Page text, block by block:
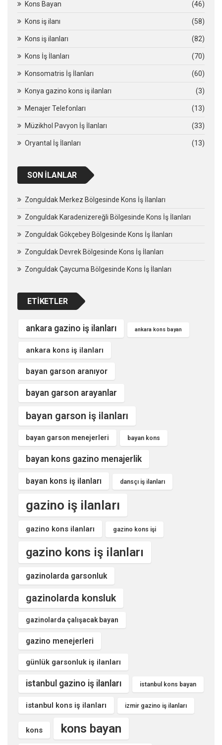
Kons Bayan (46)
Kons iş ilanı (58)
Kons iş ilanları (82)
Kons İş İlanları (70)
Konsomatris İş İlanları (60)
Konya gazino kons iş ilanları (3)
Menajer Telefonları (13)
Müzikhol Pavyon İş İlanları (33)
Oryantal İş İlanları (13)
SON İLANLAR
Zonguldak Merkez Bölgesinde Kons İş İlanları
Zonguldak Karadenizereğli Bölgesinde Kons İş İlanları
Zonguldak Gökçebey Bölgesinde Kons İş İlanları
Zonguldak Devrek Bölgesinde Kons İş İlanları
Zonguldak Çaycuma Bölgesinde Kons İş İlanları
ETIKETLER
ankara gazino iş ilanları ankara kons bayan
ankara kons iş ilanları
bayan garson aranıyor
bayan garson arayanlar
bayan garson iş ilanları
bayan garson menejerleri bayan kons
bayan kons gazino menajerlik
bayan kons iş ilanları dansçı iş ilanları
gazino iş ilanları
gazino kons ilanları gazino kons işi
gazino kons iş ilanları
gazinolarda garsonluk
gazinolarda konsluk
gazinolarda çalışacak bayan
gazino menejerleri
günlük garsonluk iş ilanları
istanbul gazino iş ilanları istanbul kons bayan
istanbul kons iş ilanları izmir gazino iş ilanları
kons kons bayan